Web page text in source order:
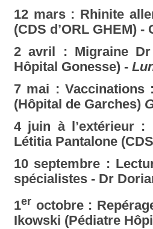
12 mars : Rhinite
(CDS d’ORL GHEM) -
2 avril : Migraine Dr
Hôpital Gonesse) -
7 mai : Vaccinations
(Hôpital de Garches)
4 juin à l’extérieur :
Létitia Pantalone
10 septembre :
spécialistes - Dr
1er octobre :
Ikowski (Pédiatre